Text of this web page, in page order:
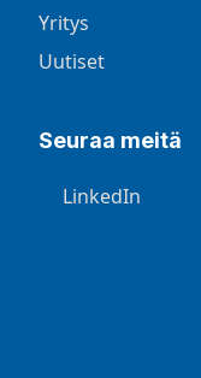
Yritys
Uutiset
Seuraa meitä
LinkedIn